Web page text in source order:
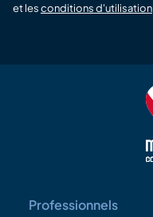
et lesconditions d'utilisation
Professionnels